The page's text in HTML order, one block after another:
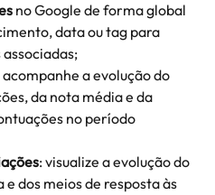
no Google de forma global
data ou tag para
acompanhe a evolução do
da nota média e da
no período
: visualize a evolução do
dos meios de resposta às